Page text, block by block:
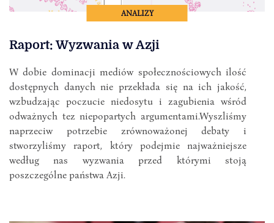
ANALIZY
Raport: Wyzwania w Azji
W dobie dominacji mediów społecznościowych ilość
dostępnych danych nie przekłada się na ich jakość,
wzbudzając poczucie niedosytu i zagubienia wśród
odważnych tez niepopartych argumentami.Wyszliśmy
naprzeciw potrzebie zrównoważonej debaty i
stworzyliśmy raport, który podejmie najważniejsze
według nas wyzwania przed którymi stoją
poszczególne państwa Azji.